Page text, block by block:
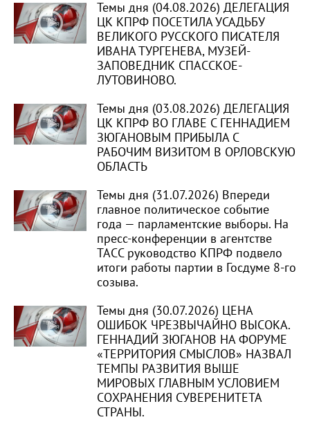
Темы дня (04.08.2026) ДЕЛЕГАЦИЯ
ЦК КПРФ ПОСЕТИЛА УСАДЬБУ
ВЕЛИКОГО РУССКОГО ПИСАТЕЛЯ
ИВАНА ТУРГЕНЕВА, МУЗЕЙ-
ЗАПОВЕДНИК СПАССКОЕ-
ЛУТОВИНОВО.
Темы дня (03.08.2026) ДЕЛЕГАЦИЯ
ЦК КПРФ ВО ГЛАВЕ С ГЕННАДИЕМ
ЗЮГАНОВЫМ ПРИБЫЛА С
РАБОЧИМ ВИЗИТОМ В ОРЛОВСКУЮ
ОБЛАСТЬ
Темы дня (31.07.2026) Впереди
главное политическое событие
года — парламентские выборы. На
пресс-конференции в агентстве
ТАСС руководство КПРФ подвело
итоги работы партии в Госдуме 8-го
созыва.
Темы дня (30.07.2026) ЦЕНА
ОШИБОК ЧРЕЗВЫЧАЙНО ВЫСОКА.
ГЕННАДИЙ ЗЮГАНОВ НА ФОРУМЕ
«ТЕРРИТОРИЯ СМЫСЛОВ» НАЗВАЛ
ТЕМПЫ РАЗВИТИЯ ВЫШЕ
МИРОВЫХ ГЛАВНЫМ УСЛОВИЕМ
СОХРАНЕНИЯ СУВЕРЕНИТЕТА
СТРАНЫ.